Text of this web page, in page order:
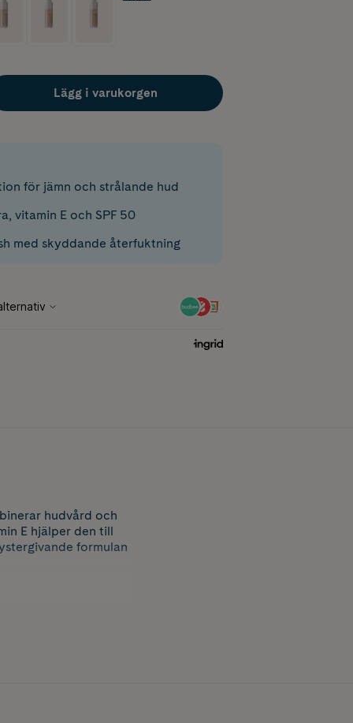
Lägg i varukorgen
för jämn och strålande hud
vitamin E och SPF 50
med skyddande återfuktning
hudvård och
E hjälper den till
formulan